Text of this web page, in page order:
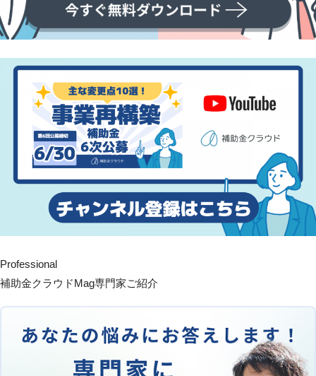
Professional
補助金クラウドMag専門家ご紹介